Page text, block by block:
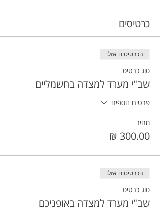
כרטיסים
הכרטיסים אזלו
סוג כרטיס
שב"י מערד למצדה בחשמליים
פרטים נוספים
מחיר
הכרטיסים אזלו
סוג כרטיס
שב"י מערד למצדה באופניכם